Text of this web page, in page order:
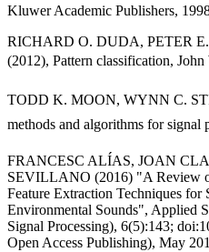
Kluwer Academic Publishers,
RICHARD O. DUDA, PETER
(2012), Pattern classification,
TODD K. MOON, WYNN C.
methods and algorithms for signal
FRANCESC ALÍAS, JOAN
SEVILLANO (2016) "A Review
Feature Extraction Techniques for
Environmental Sounds", Applied
Signal Processing), 6(5):143;
Open Access Publishing), May